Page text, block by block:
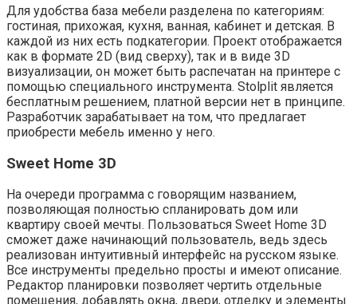
Для удобства база мебели разделена по категориям:
гостиная, прихожая, кухня, ванная, кабинет и детская. В
каждой из них есть подкатегории. Проект отображается
как в формате 2D (вид сверху), так и в виде 3D
визуализации, он может быть распечатан на принтере с
помощью специального инструмента. Stolplit является
бесплатным решением, платной версии нет в принципе.
Разработчик зарабатывает на том, что предлагает
приобрести мебель именно у него.
Sweet Home 3D
На очереди программа с говорящим названием,
позволяющая полностью спланировать дом или
квартиру своей мечты. Пользоваться Sweet Home 3D
сможет даже начинающий пользователь, ведь здесь
реализован интуитивный интерфейс на русском языке.
Все инструменты предельно просты и имеют описание.
Редактор планировки позволяет чертить отдельные
помещения, добавлять окна, двери, отделку и элементы